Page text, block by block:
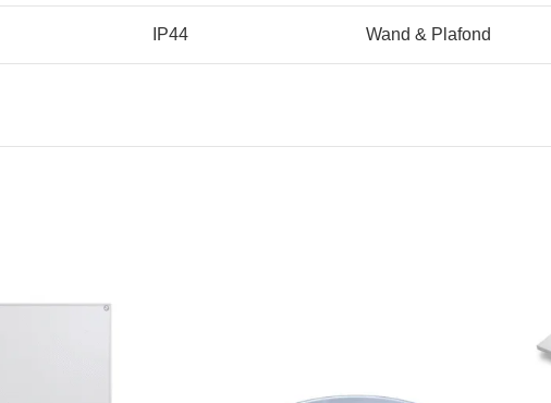
IP44 Wand & Plafond